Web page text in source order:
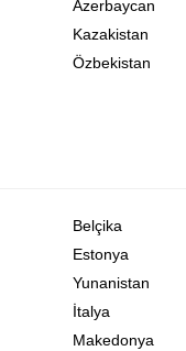
Azerbaycan
Kazakistan
Özbekistan
Belçika
Estonya
Yunanistan
İtalya
Makedonya